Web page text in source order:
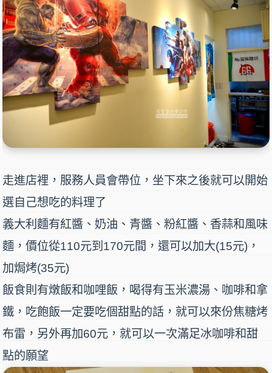
走進店裡，服務人員會帶位，坐下來之後就可以開始
選自己想吃的料理了
義大利麵有紅醬、奶油、青醬、粉紅醬、香蒜和風味
麵，價位從110元到170元間，還可以加大(15元)，
加焗烤(35元)
飯食則有燉飯和咖哩飯 ，喝得有玉米濃湯、咖啡和拿
鐵，吃飽飯一定要吃個甜點的話，就可以來份焦糖烤
布雷，另外再加60元，就可以一次滿足冰咖啡和甜
點的願望